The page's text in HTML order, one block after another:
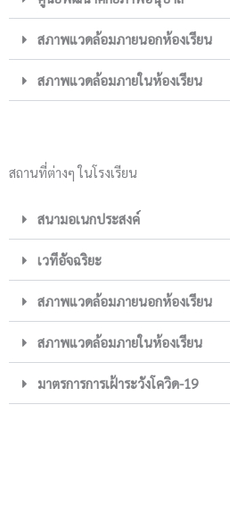
สภาพแวดล้อมภายนอกห้องเรียน
สภาพแวดล้อมภายในห้องเรียน
สถานที่ต่างๆ ในโรงเรียน
สนามอเนกประสงค์
เวทีอัจฉริยะ
สภาพแวดล้อมภายนอกห้องเรียน
สภาพแวดล้อมภายในห้องเรียน
มาตรการการเฝ้าระวังโควิด-19